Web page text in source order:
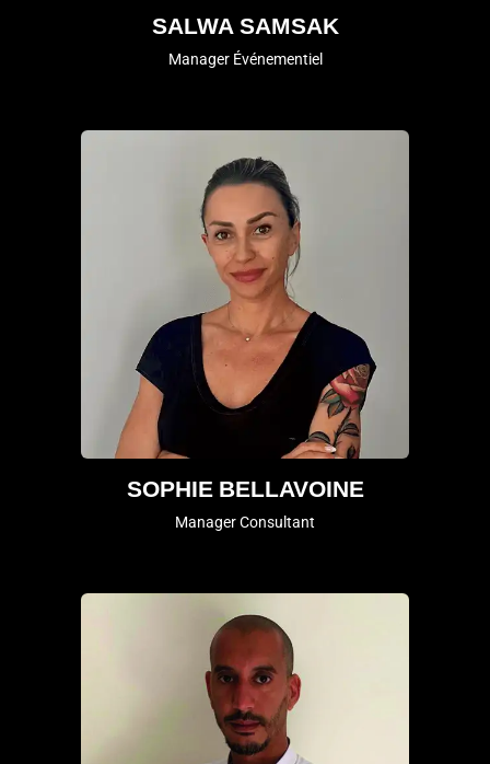
SALWA SAMSAK
Manager Événementiel
SOPHIE BELLAVOINE
Manager Consultant